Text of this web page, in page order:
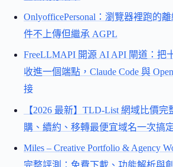
OnlyofficePersonal：瀏覽器裡跑的
件不上傳但繼承 AGPL
FreeLLMAPI 開源 AI API 閘道：把
收進一個端點，Claude Code 與
接
【2026 最新】TLD-List 網域比價完
購、續約、移轉最便宜域名一次搞
Miles – Creative Portfolio & Agency
完整評測：免費下載、功能解析與